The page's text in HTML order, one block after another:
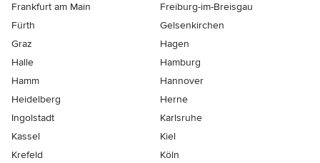
Frankfurt am Main
Freiburg-im-Breisgau
Fürth
Gelsenkirchen
Graz
Hagen
Halle
Hamburg
Hamm
Hannover
Heidelberg
Herne
Ingolstadt
Karlsruhe
Kassel
Kiel
Krefeld
Köln